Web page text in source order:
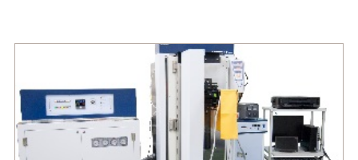
橡胶耐寒性（低温性能）测试仪 | 223/226/525
回弹力测试仪【对于弹性体和橡胶的测试】 | 221/231/232
粘性测量仪 PICMA Tack Tester, P-3 | 235
粘性检查仪 Tackiness Checker, HTC-1 | 236